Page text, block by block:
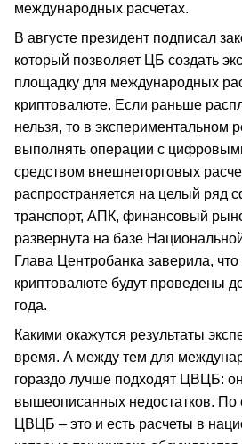
международных расчетах.
В августе президент подписал
который позволяет ЦБ создать
площадку для международных
криптовалюте. Если раньше
нельзя, то в экспериментальном
выполнять операции с
средством внешнеторговых
распространяется на целый ряд
транспорт, АПК, финансовый
развернута на базе
Глава Центробанка заверила,
криптовалюте будут проведены
года.
Какими окажутся результаты
время. А между тем для
гораздо лучше подходят ЦВЦБ:
вышеописанных недостатков. По
ЦВЦБ – это и есть расчеты в